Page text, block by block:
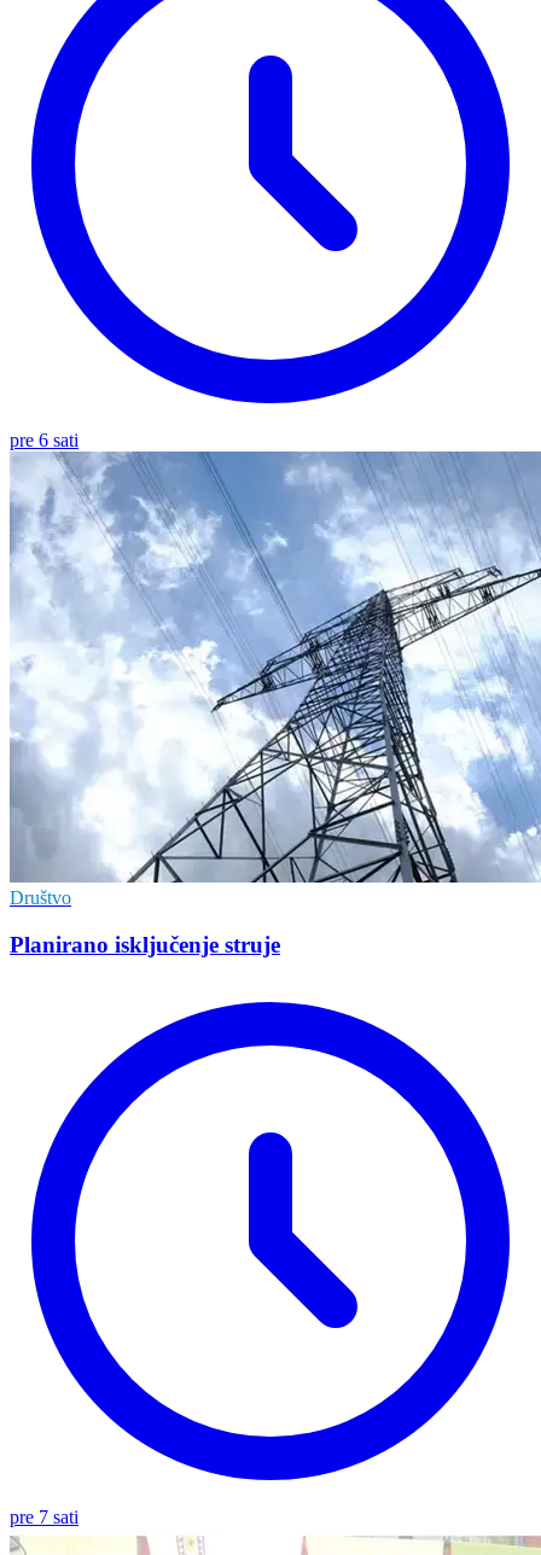
pre 6 sati
Društvo
Planirano isključenje struje
pre 7 sati